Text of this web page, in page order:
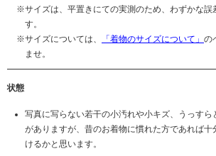
サイズは、平置きにての実測のため、わずかな誤
す。
サイズについては、
「着物のサイズについて」 の
ませ。
状態
写真に写らない若干の小汚れや小キズ、うっすら
がありますが、昔のお着物に慣れた方であれば
けるかと思います。